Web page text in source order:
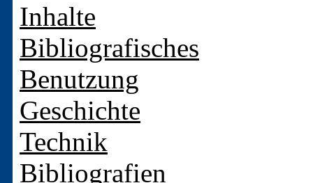
Inhalte
Bibliografisches
Benutzung
Geschichte
Technik
Bibliografien